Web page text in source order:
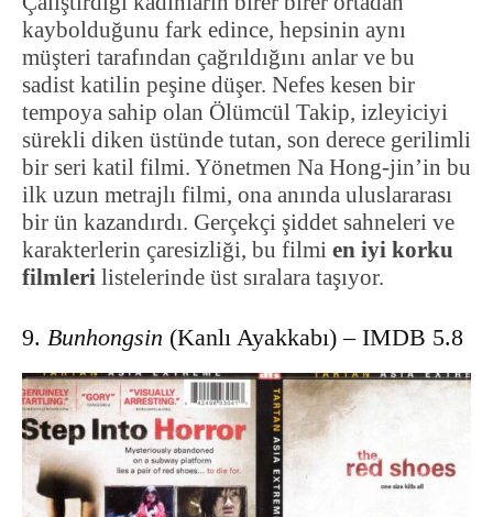
kaybolduğunu fark edince, hepsinin aynı
müşteri tarafından çağrıldığını anlar ve bu
sadist katilin peşine düşer. Nefes kesen bir
tempoya sahip olan Ölümcül Takip, izleyiciyi
sürekli diken üstünde tutan, son derece gerilimli
bir seri katil filmi. Yönetmen Na Hong-jin’in bu
ilk uzun metrajlı filmi, ona anında uluslararası
bir ün kazandırdı. Gerçekçi şiddet sahneleri ve
karakterlerin çaresizliği, bu filmi en iyi korku
filmleri listelerinde üst sıralara taşıyor.
9. Bunhongsin (Kanlı Ayakkabı) – IMDB 5.8